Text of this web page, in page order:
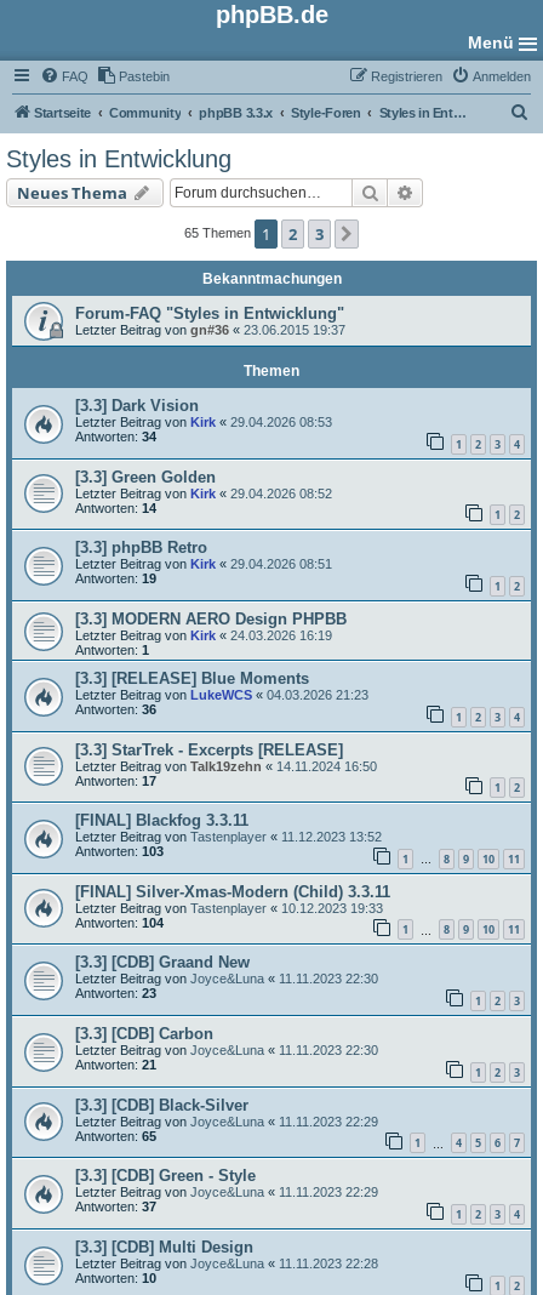
phpBB.de
Menü
FAQ Pastebin Anmelden
Registrieren
Startseite Community phpBB 3.3.x Style-Foren Styles in Entwicklung
Styles in Entwicklung
Neues Thema Suche
65 Themen 1 2 3
Bekanntmachungen
Forum-FAQ "Styles in Entwicklung"
Letzter Beitrag von gn#36 « 23.06.2015 19:37
Themen
[3.3] Dark Vision
Letzter Beitrag von Kirk « 29.04.2026 08:53
Antworten: 34 1 2 3 4
[3.3] Green Golden
Letzter Beitrag von Kirk « 29.04.2026 08:52
Antworten: 14 1 2
[3.3] phpBB Retro
Letzter Beitrag von Kirk « 29.04.2026 08:51
Antworten: 19 1 2
[3.3] MODERN AERO Design PHPBB
Letzter Beitrag von Kirk « 24.03.2026 16:19
Antworten: 1
[3.3] [RELEASE] Blue Moments
Letzter Beitrag von LukeWCS « 04.03.2026 21:23
Antworten: 36 1 2 3 4
[3.3] StarTrek - Excerpts [RELEASE]
Letzter Beitrag von Talk19zehn « 14.11.2024 16:50
Antworten: 17 1 2
[FINAL] Blackfog 3.3.11
Letzter Beitrag von Tastenplayer « 11.12.2023 13:52
Antworten: 103 1 … 8 9 10 11
[FINAL] Silver-Xmas-Modern (Child) 3.3.11
Letzter Beitrag von Tastenplayer « 10.12.2023 19:33
Antworten: 104 1 8 9 10 11
[3.3] [CDB] Graand New
Letzter Beitrag von Joyce&Luna « 11.11.2023 22:30
Antworten: 23 1 2 3
[3.3] [CDB] Carbon
Letzter Beitrag von Joyce&Luna « 11.11.2023 22:30
Antworten: 21 1 2 3
[3.3] [CDB] Black-Silver
Letzter Beitrag von Joyce&Luna « 11.11.2023 22:29
Antworten: 65 1 4 5 6 7
[3.3] [CDB] Green - Style
Letzter Beitrag von Joyce&Luna « 11.11.2023 22:29
Antworten: 37 1 2 3 4
[3.3] [CDB] Multi Design
Letzter Beitrag von Joyce&Luna « 11.11.2023 22:28
Antworten: 10 1 2